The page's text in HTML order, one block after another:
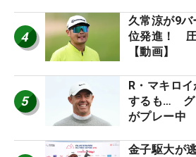
4
久常涼が9
位発進！ 圧
【動画】
5
R・マキロ
するも… グ
がプレー中
金子駆大が